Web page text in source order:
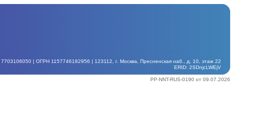
| ОГРН 1157746182956 | 123112, г. Москва, Пресненская наб., д. 10, этаж 22
ERID: 2SDnjcLWEjV
PP-NNT-RUS-0190 от 09.07.2026